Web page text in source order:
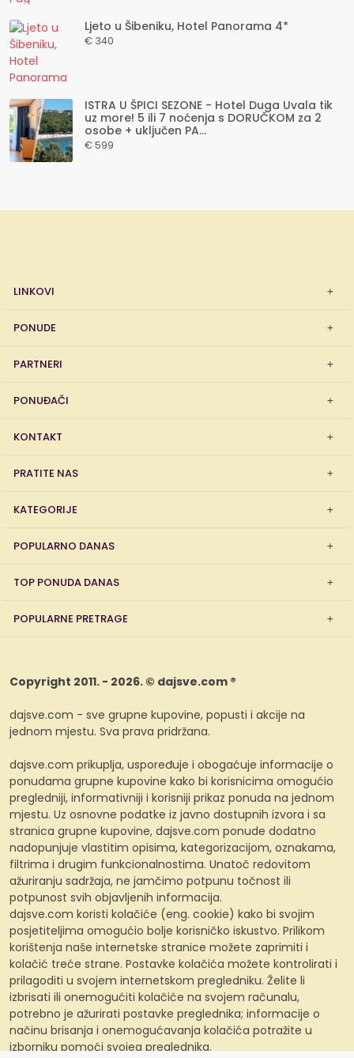
Ljeto u Šibeniku, Hotel Panorama 4*
€ 340
ISTRA U ŠPICI SEZONE - Hotel Duga Uvala tik
uz more! 5 ili 7 noćenja s DORUČKOM za 2
osobe + uključen PA...
€ 599
LINKOVI
PONUDE
PARTNERI
PONUĐAČI
KONTAKT
PRATITE NAS
KATEGORIJE
POPULARNO DANAS
TOP PONUDA DANAS
POPULARNE PRETRAGE
Copyright 2011. - 2026. © dajsve.com ®
dajsve.com - sve grupne kupovine, popusti i akcije na
jednom mjestu. Sva prava pridržana.
dajsve.com prikuplja, uspoređuje i obogaćuje informacije o
ponudama grupne kupovine kako bi korisnicima omogućio
pregledniji, informativniji i korisniji prikaz ponuda na jednom
mjestu. Uz osnovne podatke iz javno dostupnih izvora i sa
stranica grupne kupovine, dajsve.com ponude dodatno
nadopunjuje vlastitim opisima, kategorizacijom, oznakama,
filtrima i drugim funkcionalnostima. Unatoč redovitom
ažuriranju sadržaja, ne jamčimo potpunu točnost ili
potpunost svih objavljenih informacija.
dajsve.com koristi kolačiće (eng. cookie) kako bi svojim
posjetiteljima omogućio bolje korisničko iskustvo. Prilikom
korištenja naše internetske stranice možete zaprimiti i
kolačić treće strane. Postavke kolačića možete kontrolirati i
prilagoditi u svojem internetskom pregledniku. Želite li
izbrisati ili onemogućiti kolačiće na svojem računalu,
potrebno je ažurirati postavke preglednika; informacije o
načinu brisanja i onemogućavanja kolačića potražite u
izborniku pomoći svojeg preglednika.